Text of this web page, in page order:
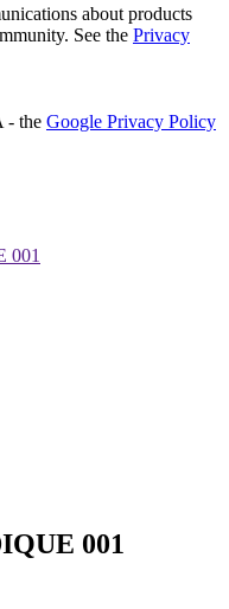
about products
See the Privacy
- the Google Privacy Policy
001
001